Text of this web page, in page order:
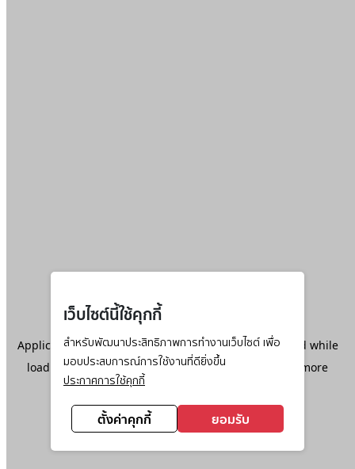
เว็บไซต์นี้ใช้คุกกี้
สำหรับพัฒนาประสิทธิภาพการทำงานเว็บไซต์ เพื่อ
มอบประสบการณ์การใช้งานที่ดียิ่งขึ้น
ประกาศการใช้คุกกี้
ตั้งค่าคุกกี้ ยอมรับ
Application error: aclient-side exception has occurred while
loadingwww.ktc.co.th(see the browser console
for more
information).